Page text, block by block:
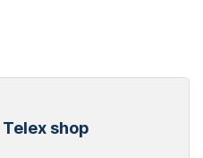
Telex shop